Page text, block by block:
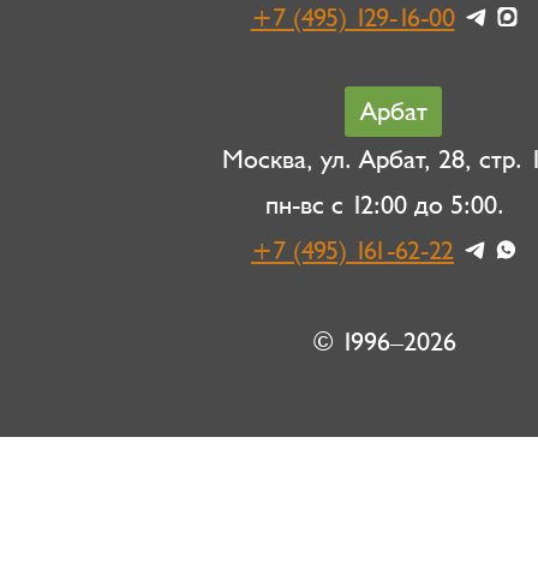
+7 (495) 129-16-00
Арбат
Москва, ул. Арбат, 28, стр.
пн-вс с 12:00 до 5:00.
+7 (495) 161-62-22
© 1996–2026